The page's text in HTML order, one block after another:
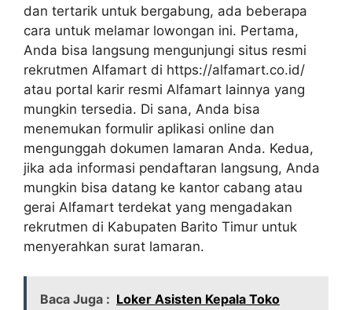
dan tertarik untuk bergabung, ada beberapa
cara untuk melamar lowongan ini. Pertama,
Anda bisa langsung mengunjungi situs resmi
rekrutmen Alfamart di https://alfamart.co.id/
atau portal karir resmi Alfamart lainnya yang
mungkin tersedia. Di sana, Anda bisa
menemukan formulir aplikasi online dan
mengunggah dokumen lamaran Anda. Kedua,
jika ada informasi pendaftaran langsung, Anda
mungkin bisa datang ke kantor cabang atau
gerai Alfamart terdekat yang mengadakan
rekrutmen di Kabupaten Barito Timur untuk
menyerahkan surat lamaran.
Baca Juga : Loker Asisten Kepala Toko